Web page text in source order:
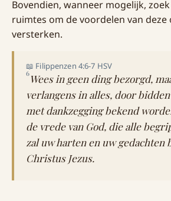
Bovendien, wanneer mogelijk,
ruimtes om de voordelen van
versterken.
📖 Filippenzen 4:6-7 HSV
6 Wees in geen ding bezorgd,
verlangens in alles, door
met dankzegging bekend
de vrede van God, die alle
zal uw harten en uw gedachten
Christus Jezus.